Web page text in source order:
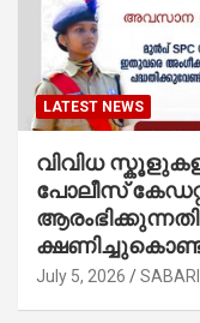
LATEST NEWS
വിവിധ
പോലീസ്
July 5, 2026